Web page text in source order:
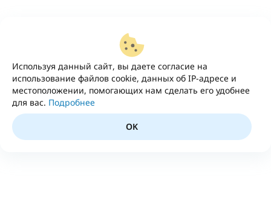
Используя данный сайт, вы даете согласие на
использование файлов cookie, данных об IP-адресе и
местоположении, помогающих нам сделать его удобнее
для вас. Подробнее
OK